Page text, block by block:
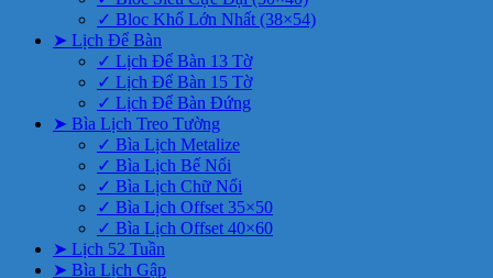
✓ Bloc Khổ Lớn Nhất (38×54)
➤ Lịch Để Bàn
✓ Lịch Để Bàn 13 Tờ
✓ Lịch Để Bàn 15 Tờ
✓ Lịch Để Bàn Đứng
➤ Bìa Lịch Treo Tường
✓ Bìa Lịch Metalize
✓ Bìa Lịch Bế Nổi
✓ Bìa Lịch Chữ Nổi
✓ Bìa Lịch Offset 35×50
✓ Bìa Lịch Offset 40×60
➤ Lịch 52 Tuần
➤ Bìa Lịch Gập